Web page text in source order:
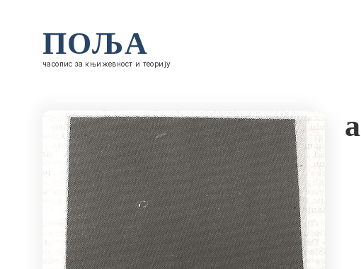
ПОЉА
часопис за књижевност и теорију
a